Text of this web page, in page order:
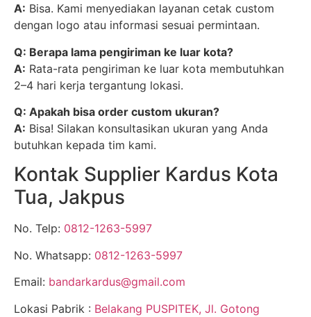
A: Bisa. Kami menyediakan layanan cetak custom
dengan logo atau informasi sesuai permintaan.
Q: Berapa lama pengiriman ke luar kota?
A: Rata-rata pengiriman ke luar kota membutuhkan
2–4 hari kerja tergantung lokasi.
Q: Apakah bisa order custom ukuran?
A: Bisa! Silakan konsultasikan ukuran yang Anda
butuhkan kepada tim kami.
Kontak Supplier Kardus Kota
Tua, Jakpus
No. Telp: 0812-1263-5997
No. Whatsapp: 0812-1263-5997
Email: bandarkardus@gmail.com
Lokasi Pabrik : Belakang PUSPITEK, Jl. Gotong